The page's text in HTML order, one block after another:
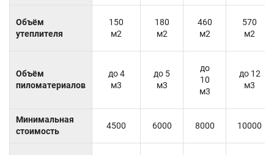
Объём
утеплителя
150
м2
180
м2
460
м2
570
м2
Объём
пиломатериалов
до 4
м3
до 5
м3
до
10
м3
до 12
м3
Минимальная
стоимость
4500 6000 8000 10000